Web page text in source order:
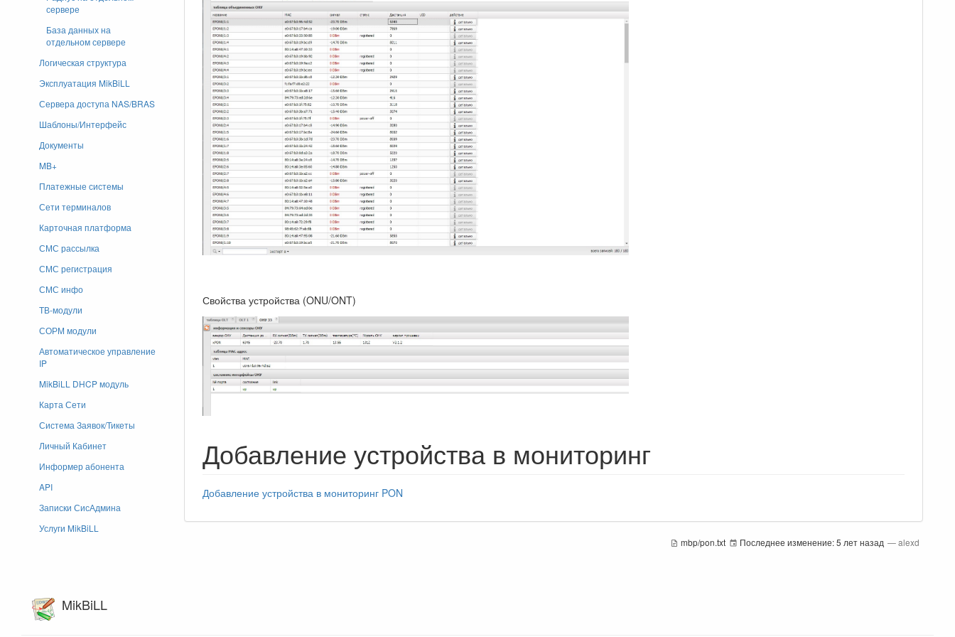
сервере
База данных на
отдельном сервере
Логическая структура
Эксплуатация MikBiLL
Сервера доступа NAS/BRAS
Шаблоны/Интерфейс
Документы
MB+
Платежные системы
Сети терминалов
Карточная платформа
СМС рассылка
СМС регистрация
СМС инфо
ТВ-модули
СОРМ модули
Автоматическое управление
IP
MikBiLL DHCP модуль
Карта Сети
Система Заявок/Тикеты
Личный Кабинет
Информер абонента
API
Записки СисАдмина
Услуги MikBiLL
Свойства устройства (ONU/ONT)
Добавление устройства в мониторинг
Добавление устройства в мониторинг PON
mbp/pon.txt Последнее изменение:5 лет назад —alexd
MikBiLL